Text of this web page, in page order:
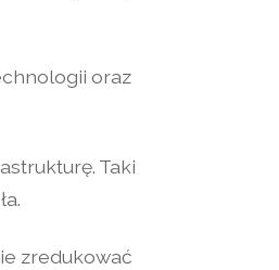
oraz
Taki
zredukować